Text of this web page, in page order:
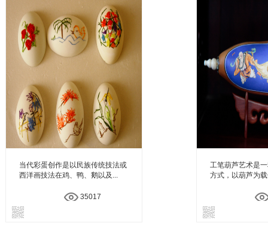
当代彩蛋创作是以民族传统技法或
西洋画技法在鸡、鸭、鹅以及...
35017
工笔葫芦艺术是
方式，以葫芦为